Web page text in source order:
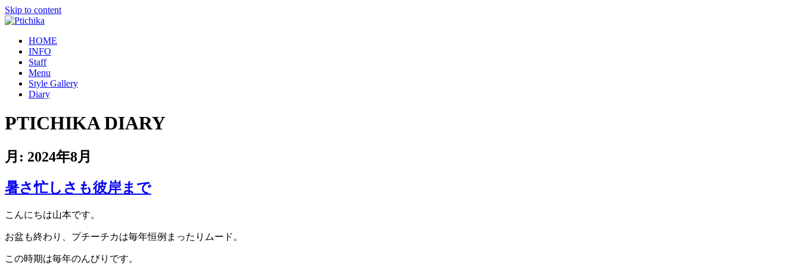
Skip to content
HOME
INFO
Staff
Menu
Style Gallery
Diary
PTICHIKA DIARY
月: 2024年8月
暑さ忙しさも彼岸まで
こんにちは山本です。
お盆も終わり、プチーチカは毎年恒例まったりムード。
この時期は毎年のんびりです。